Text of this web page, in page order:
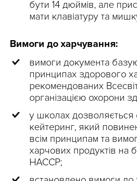
бути 14 дюймів, але
мати клавіатуру та
Вимоги до харчування:
вимоги документа
принципах здорового
рекомендованих
організацією охорони
у школах дозволяється
кейтеринг, який
всім принципам та
харчових продуктів на
НАССР;